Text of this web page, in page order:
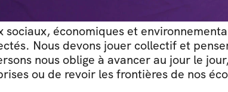
sociaux, économiques et
Nous devons jouer collectif et
nous oblige à avancer au jour le
ou de revoir les frontières de nos